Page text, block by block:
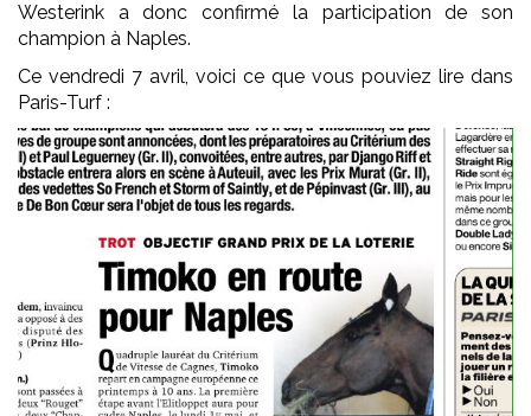
Westerink a donc confirmé la participation de son
champion à Naples.
Ce vendredi 7 avril, voici ce que vous pouviez lire dans
Paris-Turf :